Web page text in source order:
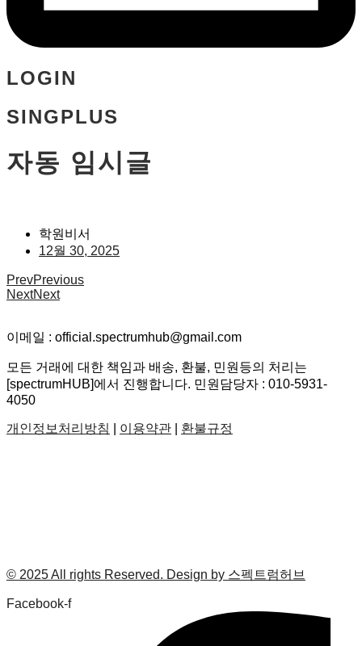
LOGIN
SINGPLUS
자동 임시글
학원비서
12월 30, 2025
PrevPrevious
NextNext
이메일 : official.spectrumhub@gmail.com
모든 거래에 대한 책임과 배송, 환불, 민원등의 처리는
[spectrumHUB]에서 진행합니다. 민원담당자 : 010-5931-
4050
개인정보처리방침 이용약관 환불규정
© 2025 All rights Reserved. Design by 스펙트럼허브
Facebook-f